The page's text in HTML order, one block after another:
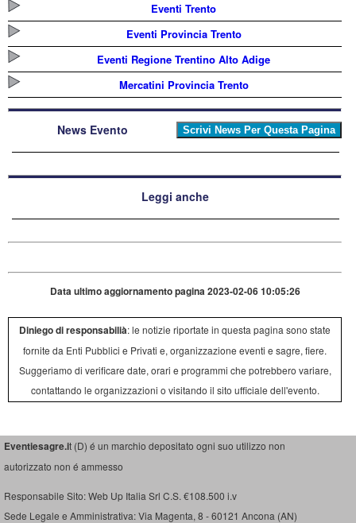
Eventi Trento
Eventi Provincia Trento
Eventi Regione Trentino Alto Adige
Mercatini Provincia Trento
News Evento
Leggi anche
Data ultimo aggiornamento pagina 2023-02-06 10:05:26
Diniego di responsabilià: le notizie riportate in questa pagina sono state
fornite da Enti Pubblici e Privati e, organizzazione eventi e sagre, fiere.
Suggeriamo di verificare date, orari e programmi che potrebbero variare,
contattando le organizzazioni o visitando il sito ufficiale dell'evento.
Eventiesagre.it (D) é un marchio depositato ogni suo utilizzo non
autorizzato non é ammesso
Responsabile Sito: Web Up Italia Srl C.S. €108.500 i.v
Sede Legale e Amministrativa: Via Magenta, 8 - 60121 Ancona (AN)